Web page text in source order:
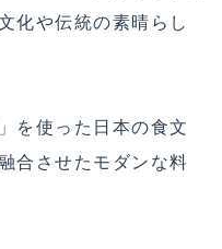
化や伝統の素晴らし
を使った日本の食文
合させたモダンな料